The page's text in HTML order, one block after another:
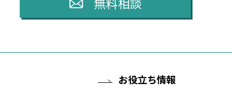
お役立ち情報